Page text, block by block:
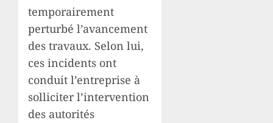
temporairement
perturbé l’avancement
des travaux. Selon lui,
ces incidents ont
conduit l’entreprise à
solliciter l’intervention
des autorités